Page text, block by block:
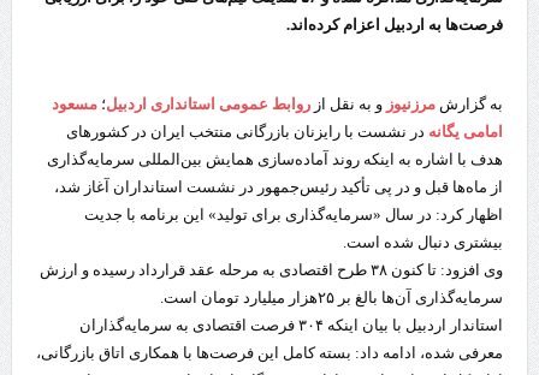
فرصت‌ها به اردبیل اعزام کرده‌اند.
به گزارش مرزنیوز و به نقل از روابط عمومی استانداری اردبیل؛ مسعود
امامی یگانه در نشست با رایزنان بازرگانی منتخب ایران در کشورهای
هدف با اشاره به اینکه روند آماده‌سازی همایش بین‌المللی سرمایه‌گذاری
از ماه‌ها قبل و در پی تأکید رئیس‌جمهور در نشست استانداران آغاز شد،
اظهار کرد: در سال «سرمایه‌گذاری برای تولید» این برنامه با جدیت
بیشتری دنبال شده است.
وی افزود: تا کنون ۳۸ طرح اقتصادی به مرحله عقد قرارداد رسیده و ارزش
سرمایه‌گذاری آن‌ها بالغ بر ۲۵هزار میلیارد تومان است.
استاندار اردبیل با بیان اینکه ۳۰۴ فرصت اقتصادی به سرمایه‌گذاران
معرفی شده، ادامه داد: بسته کامل این فرصت‌ها با همکاری اتاق بازرگانی،